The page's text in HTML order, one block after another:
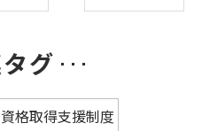
グ
格取得支援制度